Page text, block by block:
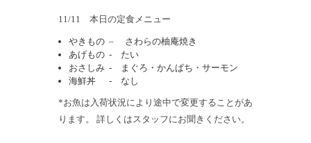
11/11 本日の定食メニュー
やきもの – さわらの柚庵焼き
あげもの - たい
おさしみ - まぐろ・かんぱち・サーモン
海鮮丼 - なし
*お魚は入荷状況により途中で変更することがあ
ります。 詳しくはスタッフにお聞きください。